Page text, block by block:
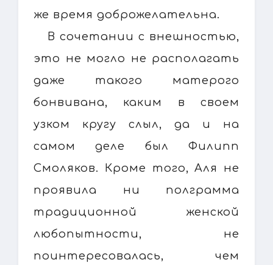
же время доброжелательна.
В сочетании с внешностью,
это не могло не располагать
даже такого матерого
бонвивана, каким в своем
узком кругу слыл, да и на
самом деле был Филипп
Смоляков. Кроме того, Аля не
проявила ни полграмма
традиционной женской
любопытности, не
поинтересовалась, чем